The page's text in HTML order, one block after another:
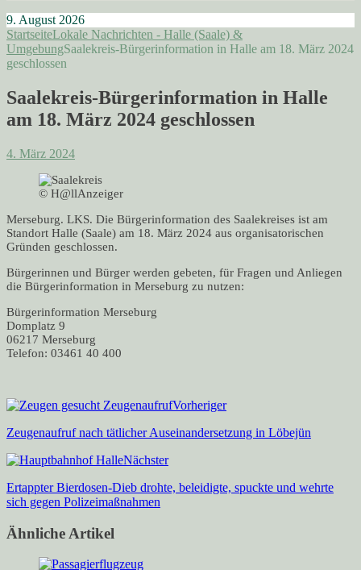
9. August 2026
StartseiteLokale Nachrichten - Halle (Saale) &
UmgebungSaalekreis-Bürgerinformation in Halle am 18. März 2024
geschlossen
Saalekreis-Bürgerinformation in Halle
am 18. März 2024 geschlossen
4. März 2024
© H@llAnzeiger
Merseburg. LKS. Die Bürgerinformation des Saalekreises ist am
Standort Halle (Saale) am 18. März 2024 aus organisatorischen
Gründen geschlossen.
Bürgerinnen und Bürger werden gebeten, für Fragen und Anliegen
die Bürgerinformation in Merseburg zu nutzen:
Bürgerinformation Merseburg
Domplatz 9
06217 Merseburg
Telefon: 03461 40 400
Vorheriger
Zeugenaufruf nach tätlicher Auseinandersetzung in Löbejün
Nächster
Ertappter Bierdosen-Dieb drohte, beleidigte, spuckte und wehrte
sich gegen Polizeimaßnahmen
Ähnliche Artikel